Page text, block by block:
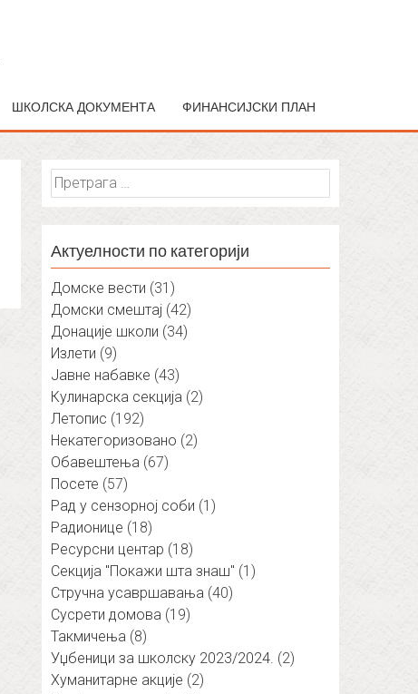
ШКОЛСКА ДОКУМЕНТА ФИНАНСИЈСКИ ПЛАН
Претрага
за:
Актуелности по категорији
Домске вести (31)
Домски смештај (42)
Донације школи (34)
Излети (9)
Јавне набавке (43)
Кулинарска секција (2)
Летопис (192)
Некатегоризовано (2)
Обавештења (67)
Посете (57)
Рад у сензорној соби (1)
Радионице (18)
Ресурсни центар (18)
Секција "Покажи шта знаш" (1)
Стручна усавршавања (40)
Сусрети домова (19)
Такмичења (8)
Уџбеници за школску 2023/2024. (2)
Хуманитарне акције (2)